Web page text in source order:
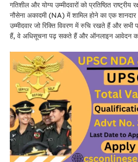
गतिशील और योग्य उम्मीदवारों को प्रतिष्ठित
नौसेना अकादमी (NA) में शामिल होने का एक
उम्मीदवार जो रिक्ति विवरण में रुचि रखते हैं और सभी
हैं, वे अधिसूचना पढ़ सकते हैं और ऑनलाइन आवेदन